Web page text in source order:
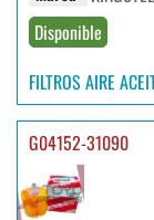
Disponible
FILTROS AIRE
G04152-31090